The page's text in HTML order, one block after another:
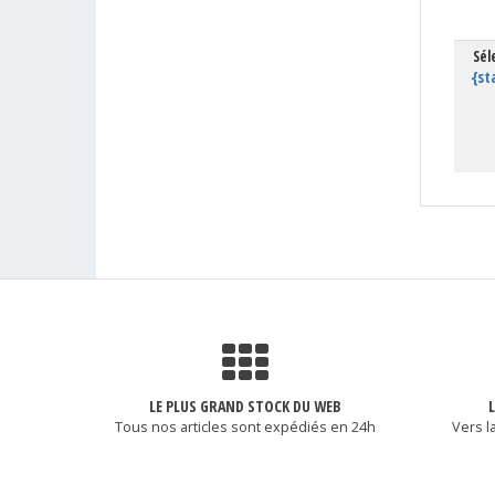
LE PLUS GRAND STOCK DU WEB
Tous nos articles sont expédiés en 24h Vers